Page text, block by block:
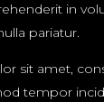
in
pariatur.
sit amet,
tempor